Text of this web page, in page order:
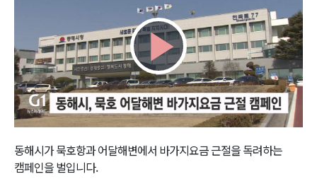
Play
Video
동해시가 묵호항과 어달해변에서 바가지요금 근절을 독려하는
캠페인을 벌입니다.